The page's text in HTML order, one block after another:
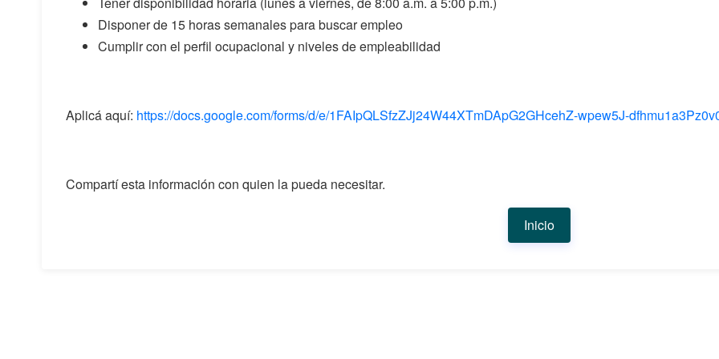
Disponer de 15 horas semanales para buscar empleo
Cumplir con el perfil ocupacional y niveles de empleabilidad
Aplicá aquí: https://docs.google.com/forms/d/e/1FAIpQLSfzZJj24W44XTmDApG2GHcehZ-wpew5J-
Compartí esta información con quien la pueda necesitar.
Inicio